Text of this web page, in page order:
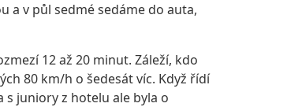
a v půl sedmé sedáme do auta,
12 až 20 minut. Záleží, kdo
80 km/h o šedesát víc. Když řídí
s juniory z hotelu ale byla o